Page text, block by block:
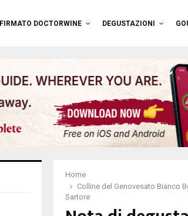
FIRMATO DOCTORWINE DEGUSTAZIONI
Home
Colline del Genovesato Bianco
Sartore